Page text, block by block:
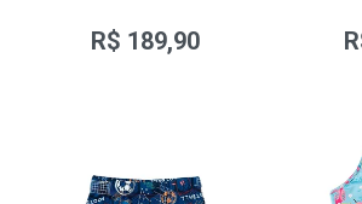
R$ 189,90